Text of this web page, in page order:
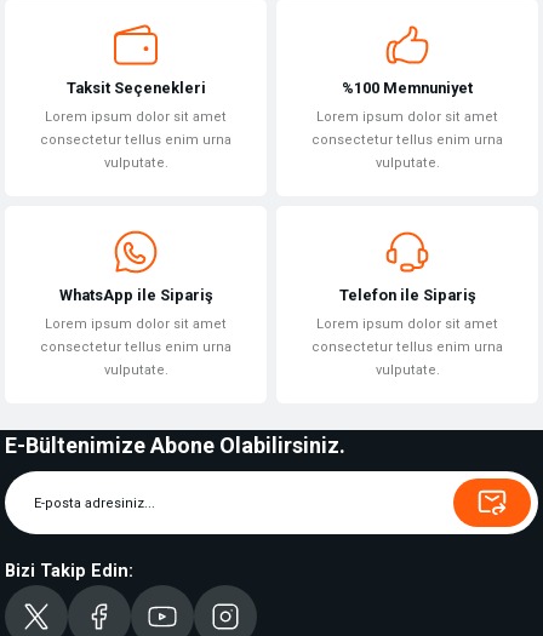
Taksit Seçenekleri
Lorem ipsum dolor sit amet
consectetur tellus enim urna
vulputate.
%100 Memnuniyet
Lorem ipsum dolor sit amet
consectetur tellus enim urna
vulputate.
WhatsApp ile Sipariş
Lorem ipsum dolor sit amet
consectetur tellus enim urna
vulputate.
Telefon ile Sipariş
Lorem ipsum dolor sit amet
consectetur tellus enim urna
vulputate.
E-Bültenimize Abone Olabilirsiniz.
Bizi Takip Edin: